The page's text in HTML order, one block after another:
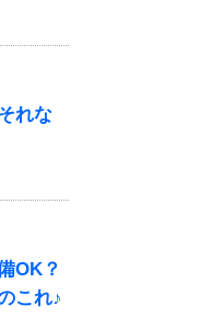
れな
OK？
これ♪